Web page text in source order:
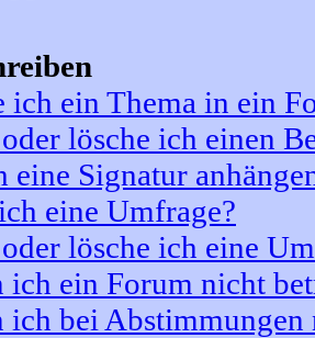
ich ein Thema in ein
lösche ich einen
eine Signatur
eine Umfrage?
lösche ich eine
ich ein Forum nicht
ich bei